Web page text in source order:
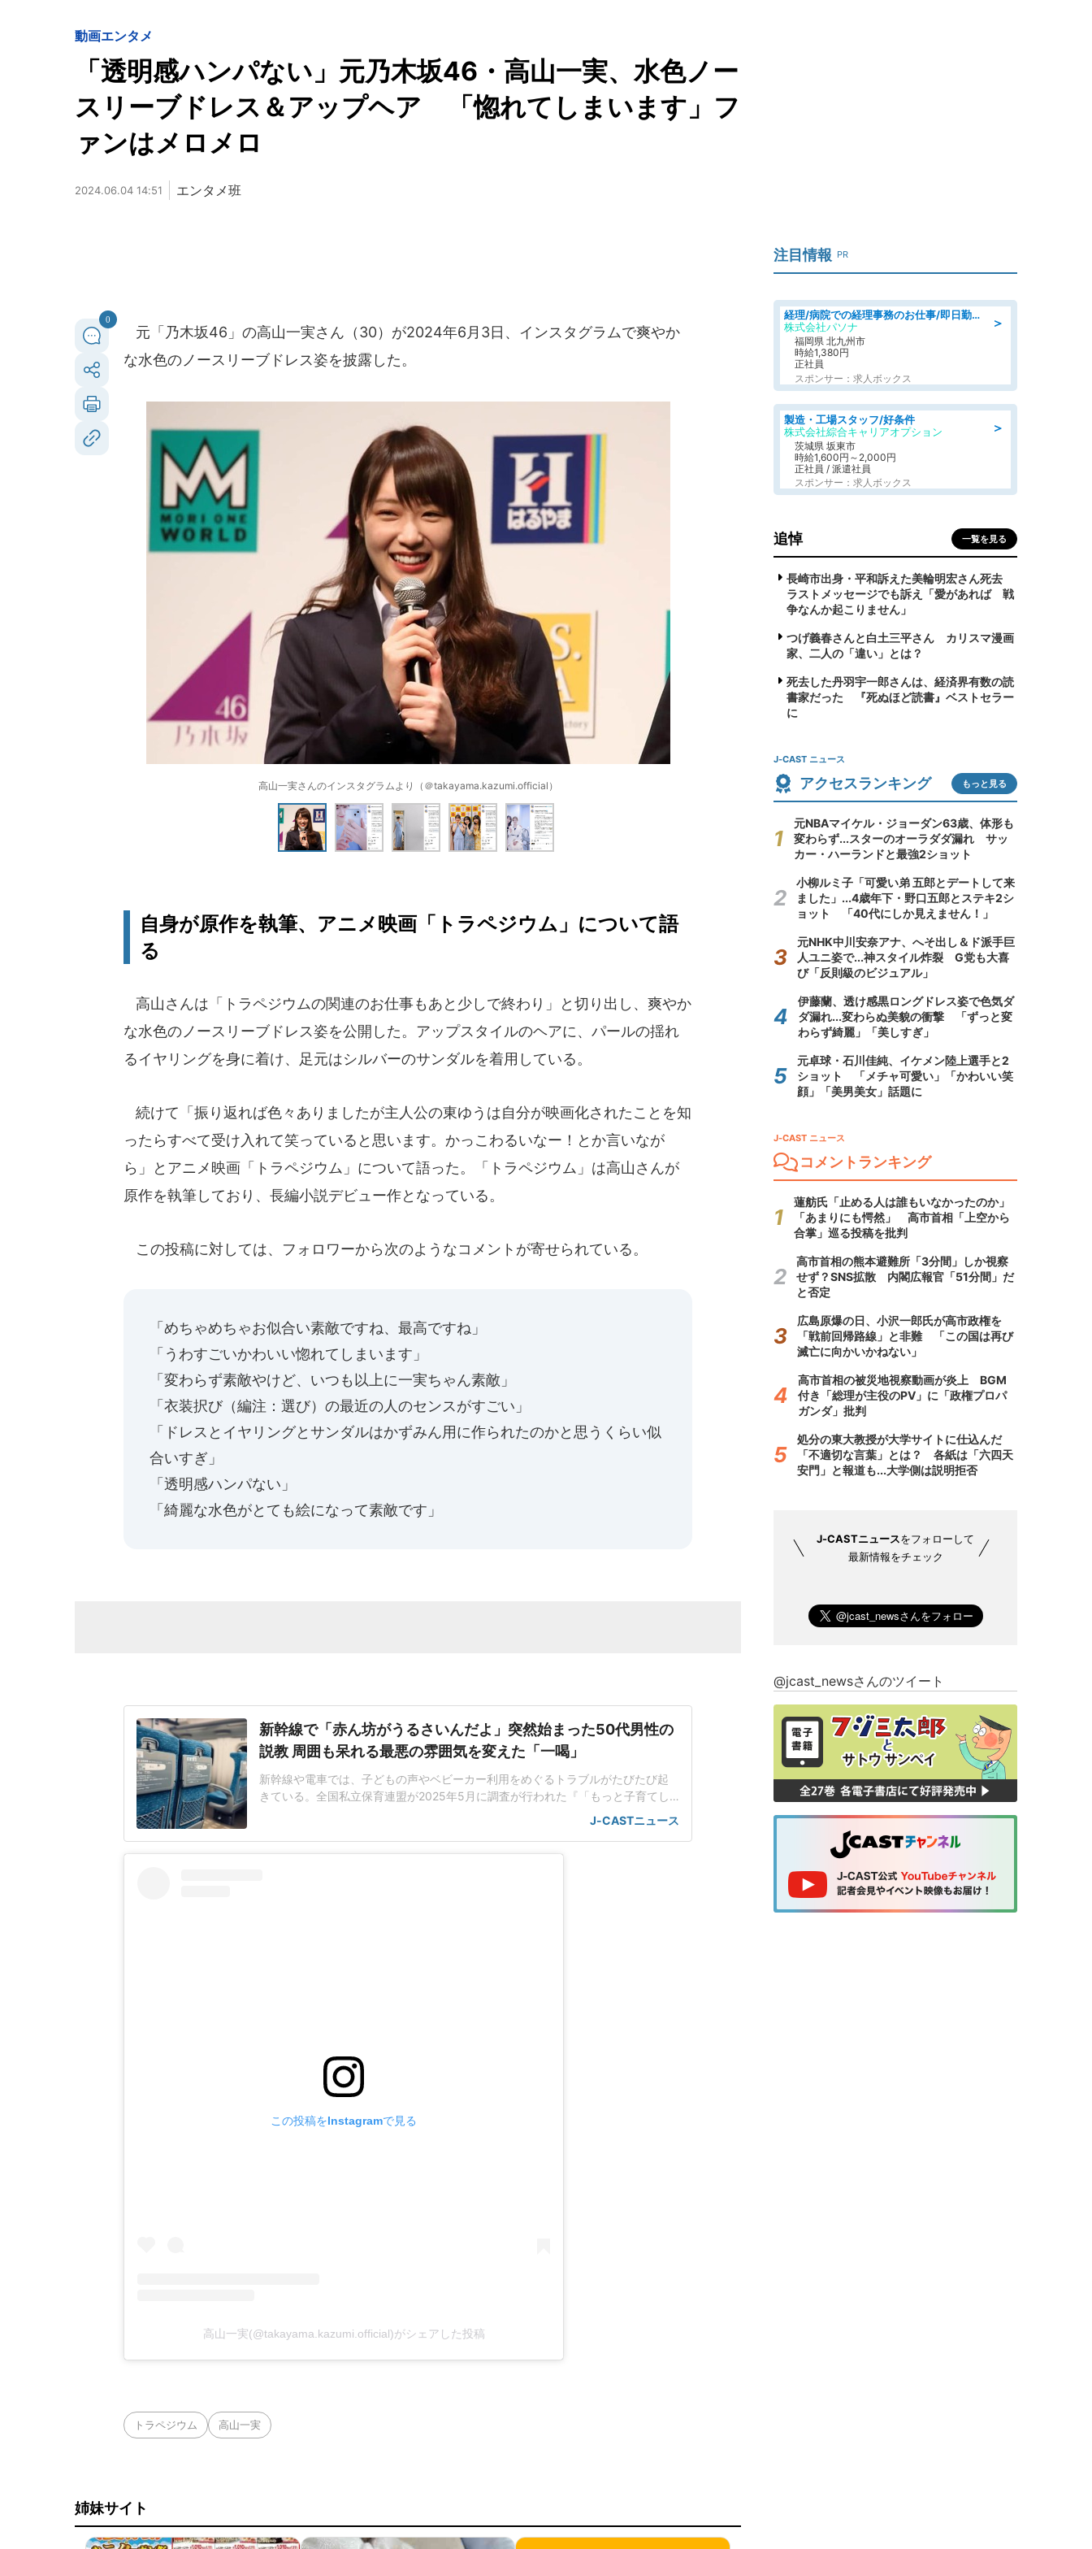
動画エンタメ
「透明感ハンパない」元乃木坂46・高山一実、水色ノー
スリーブドレス＆アップヘア 「惚れてしまいます」フ
ァンはメロメロ
2024.06.04 14:51 エンタメ班
0
元「乃木坂46」の高山一実さん（30）が2024年6月3日、インスタグラムで爽やか
な水色のノースリーブドレス姿を披露した。
高山一実さんのインスタグラムより（＠takayama.kazumi.official）
自身が原作を執筆、アニメ映画「トラペジウム」について語
る
高山さんは「トラペジウムの関連のお仕事もあと少しで終わり」と切り出し、爽やか
な水色のノースリーブドレス姿を公開した。アップスタイルのヘアに、パールの揺れ
るイヤリングを身に着け、足元はシルバーのサンダルを着用している。
続けて「振り返れば色々ありましたが主人公の東ゆうは自分が映画化されたことを知
ったらすべて受け入れて笑っていると思います。かっこわるいなー！とか言いなが
ら」とアニメ映画「トラペジウム」について語った。「トラペジウム」は高山さんが
原作を執筆しており、長編小説デビュー作となっている。
この投稿に対しては、フォロワーから次のようなコメントが寄せられている。
「めちゃめちゃお似合い素敵ですね、最高ですね」
「うわすごいかわいい惚れてしまいます」
「変わらず素敵やけど、いつも以上に一実ちゃん素敵」
「衣装択び（編注：選び）の最近の人のセンスがすごい」
「ドレスとイヤリングとサンダルはかずみん用に作られたのかと思うくらい似
合いすぎ」
「透明感ハンパない」
「綺麗な水色がとても絵になって素敵です」
新幹線で「赤ん坊がうるさいんだよ」突然始まった50代男性の
説教 周囲も呆れる最悪の雰囲気を変えた「一喝」
新幹線や電車では、子どもの声やベビーカー利用をめぐるトラブルがたびたび起
きている。全国私立保育連盟が2025年5月に調査が行われた『「もっと子育てし
やすい社会へ」アンケート2025』の結果には、「外食、電車、公共の場での子ど
もの泣き声・騒ぎへの冷たい視線や苦情に心が疲弊」「電車の座席やエレベータ
J-CASTニュース
この投稿をInstagramで見る
高山一実(@takayama.kazumi.official)がシェアした投稿
トラペジウム 高山一実
姉妹サイト
注目情報 PR
＞
経理/病院での経理事務のお仕事/即日勤務可/車通勤可/経理/一般事務
株式会社パソナ
福岡県 北九州市
時給1,380円
正社員
スポンサー：求人ボックス
＞
製造・工場スタッフ/好条件
株式会社綜合キャリアオプション
茨城県 坂東市
時給1,600円～2,000円
正社員 / 派遣社員
スポンサー：求人ボックス
追悼 一覧を見る
長崎市出身・平和訴えた美輪明宏さん死去
ラストメッセージでも訴え「愛があれば 戦
争なんか起こりません」
つげ義春さんと白土三平さん カリスマ漫画
家、二人の「違い」とは？
死去した丹羽宇一郎さんは、経済界有数の読
書家だった 『死ぬほど読書』ベストセラー
に
J-CAST ニュース
アクセスランキング もっと見る
元NBAマイケル・ジョーダン63歳、体形も
変わらず...スターのオーラダダ漏れ サッ
カー・ハーランドと最強2ショット
小柳ルミ子「可愛い弟 五郎とデートして来
ました」...4歳年下・野口五郎とステキ2シ
ョット 「40代にしか見えません！」
元NHK中川安奈アナ、へそ出し＆ド派手巨
人ユニ姿で...神スタイル炸裂 G党も大喜
び「反則級のビジュアル」
伊藤蘭、透け感黒ロングドレス姿で色気ダ
ダ漏れ...変わらぬ美貌の衝撃 「ずっと変
わらず綺麗」「美しすぎ」
元卓球・石川佳純、イケメン陸上選手と2
ショット 「メチャ可愛い」「かわいい笑
顔」「美男美女」話題に
J-CAST ニュース
コメントランキング
蓮舫氏「止める人は誰もいなかったのか」
「あまりにも愕然」 高市首相「上空から
合掌」巡る投稿を批判
高市首相の熊本避難所「3分間」しか視察
せず？SNS拡散 内閣広報官「51分間」だ
と否定
広島原爆の日、小沢一郎氏が高市政権を
「戦前回帰路線」と非難 「この国は再び
滅亡に向かいかねない」
高市首相の被災地視察動画が炎上 BGM
付き「総理が主役のPV」に「政権プロパ
ガンダ」批判
処分の東大教授が大学サイトに仕込んだ
「不適切な言葉」とは？ 各紙は「六四天
安門」と報道も...大学側は説明拒否
J-CASTニュースをフォローして
最新情報をチェック
@jcast_newsさんのツイート